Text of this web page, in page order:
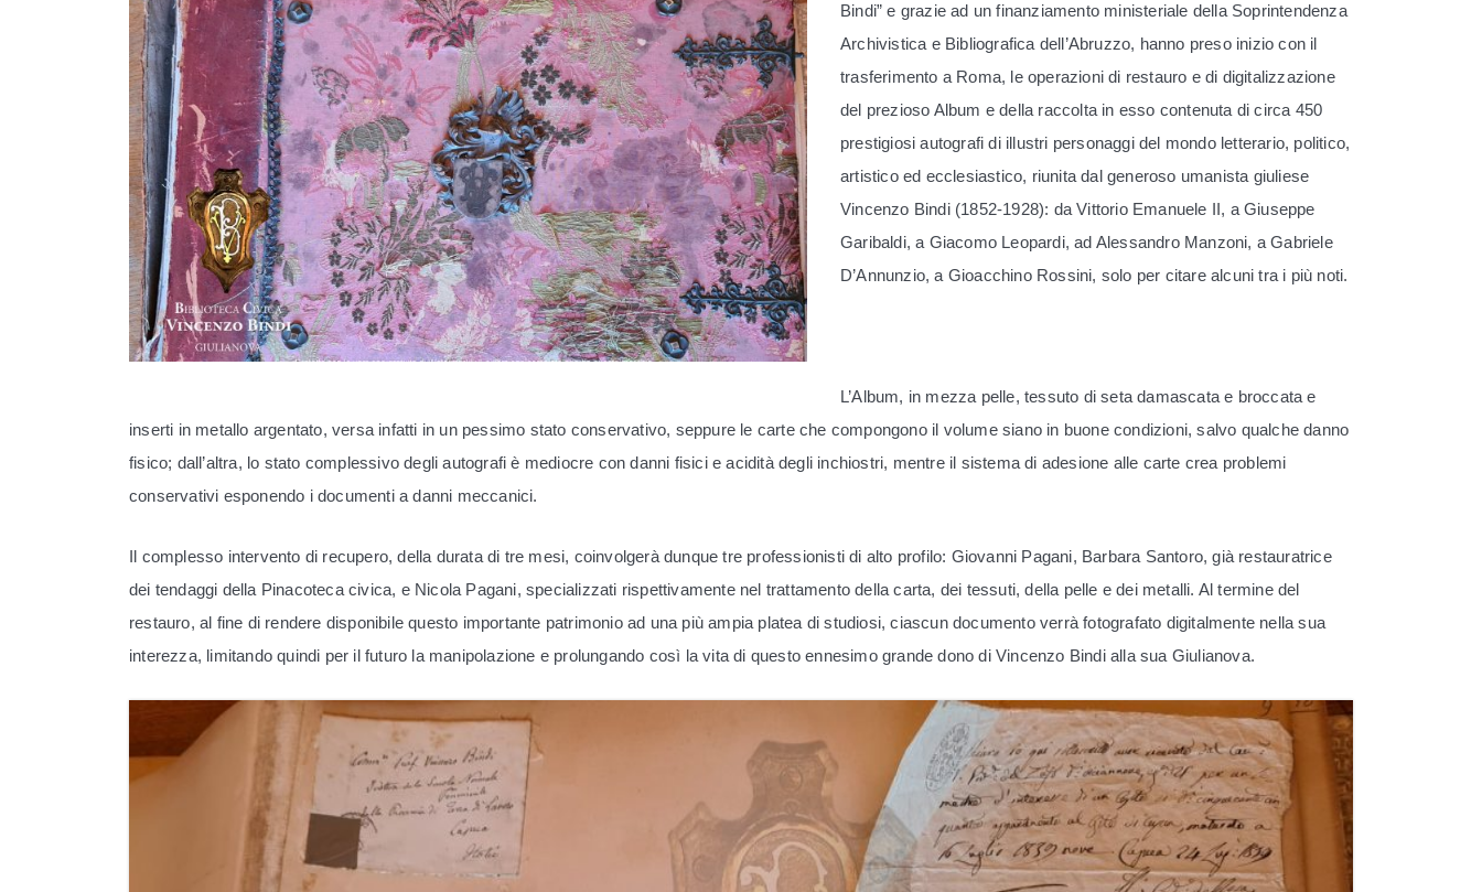
Bindi” e grazie ad un finanziamento ministeriale della Soprintendenza
Archivistica e Bibliografica dell’Abruzzo, hanno preso inizio con il
trasferimento a Roma, le operazioni di restauro e di digitalizzazione
del prezioso Album e della raccolta in esso contenuta di circa 450
prestigiosi autografi di illustri personaggi del mondo letterario, politico,
artistico ed ecclesiastico, riunita dal generoso umanista giuliese
Vincenzo Bindi (1852-1928): da Vittorio Emanuele II, a Giuseppe
Garibaldi, a Giacomo Leopardi, ad Alessandro Manzoni, a Gabriele
D’Annunzio, a Gioacchino Rossini, solo per citare alcuni tra i più noti.
L’Album, in mezza pelle, tessuto di seta damascata e broccata e
inserti in metallo argentato, versa infatti in un pessimo stato conservativo, seppure le carte che compongono il volume siano in buone condizioni, salvo qualche danno
fisico; dall’altra, lo stato complessivo degli autografi è mediocre con danni fisici e acidità degli inchiostri, mentre il sistema di adesione alle carte crea problemi
conservativi esponendo i documenti a danni meccanici.
Il complesso intervento di recupero, della durata di tre mesi, coinvolgerà dunque tre professionisti di alto profilo: Giovanni Pagani, Barbara Santoro, già restauratrice
dei tendaggi della Pinacoteca civica, e Nicola Pagani, specializzati rispettivamente nel trattamento della carta, dei tessuti, della pelle e dei metalli. Al termine del
restauro, al fine di rendere disponibile questo importante patrimonio ad una più ampia platea di studiosi, ciascun documento verrà fotografato digitalmente nella sua
interezza, limitando quindi per il futuro la manipolazione e prolungando così la vita di questo ennesimo grande dono di Vincenzo Bindi alla sua Giulianova.